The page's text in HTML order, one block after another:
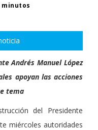
Andrés Manuel López
apoyan las acciones
tema
del Presidente
miércoles autoridades